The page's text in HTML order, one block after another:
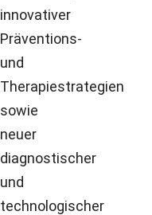
innovativer
Präventions-
und
Therapiestrategien
sowie
neuer
diagnostischer
und
technologischer